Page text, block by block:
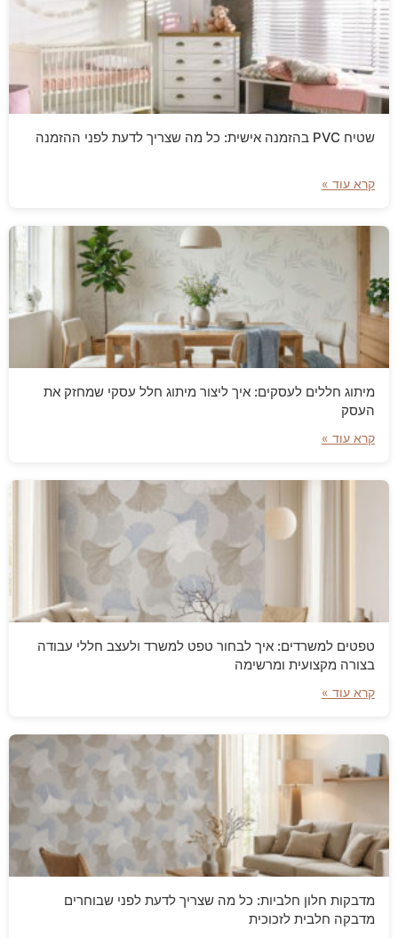
שטיח PVC בהזמנה אישית: כל מה שצריך לדעת לפני ההזמנה
קרא עוד »
מיתוג חללים לעסקים: איך ליצור מיתוג חלל עסקי שמחזק את
העסק
קרא עוד »
טפטים למשרדים: איך לבחור טפט למשרד ולעצב חללי עבודה
בצורה מקצועית ומרשימה
קרא עוד »
מדבקות חלון חלביות: כל מה שצריך לדעת לפני שבוחרים
מדבקה חלבית לזכוכית